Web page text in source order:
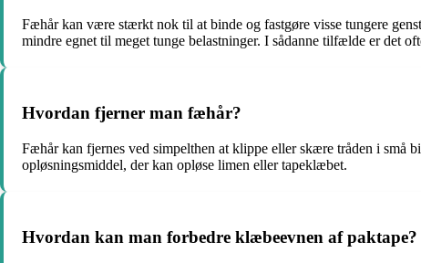
Fæhår kan være stærkt nok til at binde og fastgøre visse tungere
mindre egnet til meget tunge belastninger. I sådanne tilfælde er det
Hvordan fjerner man fæhår?
Fæhår kan fjernes ved simpelthen at klippe eller skære tråden i små
opløsningsmiddel, der kan opløse limen eller tapeklæbet.
Hvordan kan man forbedre klæbeevnen af paktape?